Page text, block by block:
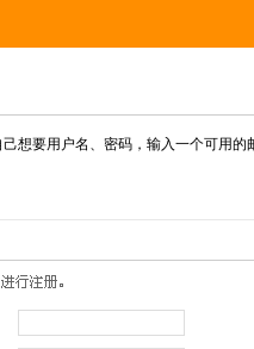
想要用户名、密码，输入一个可用